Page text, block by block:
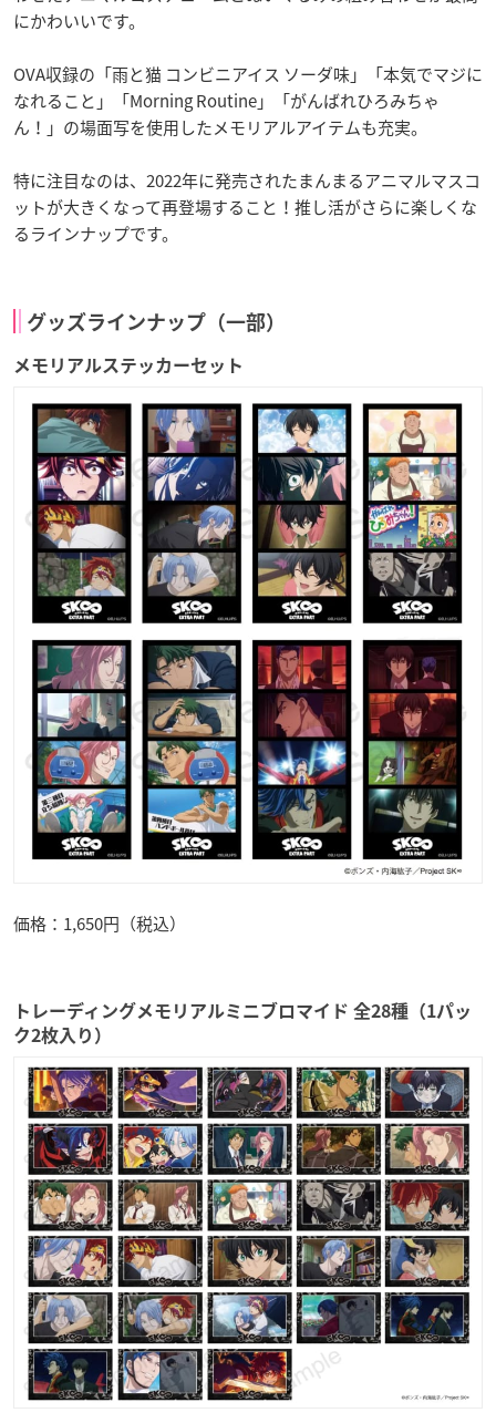
にかわいいです。
OVA収録の「雨と猫 コンビニアイス ソーダ味」「本気でマジに
なれること」「Morning Routine」「がんばれひろみちゃ
ん！」の場面写を使用したメモリアルアイテムも充実。
特に注目なのは、2022年に発売されたまんまるアニマルマスコ
ットが大きくなって再登場すること！推し活がさらに楽しくな
るラインナップです。
グッズラインナップ（一部）
メモリアルステッカーセット
価格：1,650円（税込）
トレーディングメモリアルミニブロマイド 全28種（1パッ
ク2枚入り）